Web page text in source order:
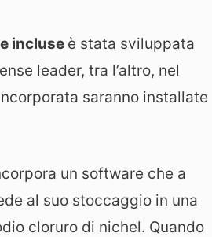
incluse è stata sviluppata
leader, tra l’altro, nel
saranno installate
un software che a
al suo stoccaggio in una
cloruro di nichel. Quando